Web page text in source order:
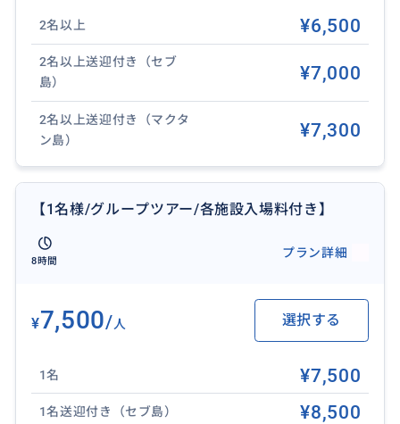
💆🏻マッサージ【予約代行】
https://travel.buyma.com/service/a010802/ic020104
260603000036/
2名以上 ¥6,500
2名以上送迎付き（セブ
島）
¥7,000
2名以上送迎付き（マクタ
ン島）
¥7,300
【1名様/グループツアー/各施設入場料付き】
8時間
プラン詳細
¥7,500/人 選択する
1名 ¥7,500
1名送迎付き（セブ島） ¥8,500